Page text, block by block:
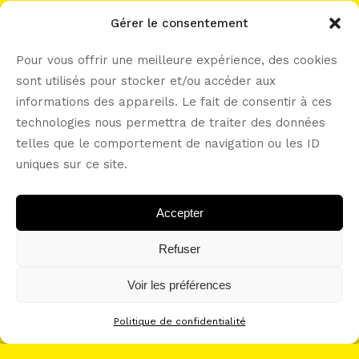
Gérer le consentement
Pour vous offrir une meilleure expérience, des cookies
sont utilisés pour stocker et/ou accéder aux
informations des appareils. Le fait de consentir à ces
technologies nous permettra de traiter des données
telles que le comportement de navigation ou les ID
uniques sur ce site.
Accepter
Refuser
Voir les préférences
Politique de confidentialité
work with me?
POLITIQUE DE CONFIDENTIALITÉ